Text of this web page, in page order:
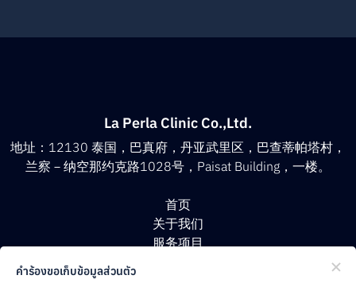
La Perla Clinic Co.,Ltd.
地址：12130 泰国，巴真府，丹亚武里区，巴查蒂帕塔村，
兰察－纳空那约克路1028号，Paisat Building，一楼。
首页
关于我们
服务项目
คำร้องขอเก็บข้อมูลส่วนตัว